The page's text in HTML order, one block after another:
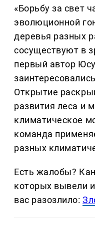
«Борьбу за свет
эволюционной
деревья разных
сосуществуют в
первый автор
Открытие
развития леса и
климатическое
команда
разных
Есть жалобы?
которых вывели
вас разозлило: